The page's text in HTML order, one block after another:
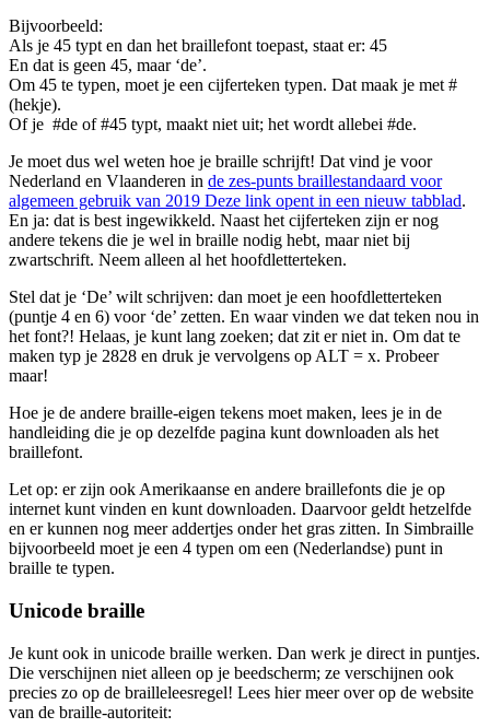
Bijvoorbeeld:
Als je 45 typt en dan het braillefont toepast, staat er: 45
En dat is geen 45, maar ‘de’.
Om 45 te typen, moet je een cijferteken typen. Dat maak je met #
(hekje).
Of je #de of #45 typt, maakt niet uit; het wordt allebei #de.
Je moet dus wel weten hoe je braille schrijft! Dat vind je voor
Nederland en Vlaanderen in de zes-punts braillestandaard voor
algemeen gebruik van 2019 Deze link opent in een nieuw tabblad.
En ja: dat is best ingewikkeld. Naast het cijferteken zijn er nog
andere tekens die je wel in braille nodig hebt, maar niet bij
zwartschrift. Neem alleen al het hoofdletterteken.
Stel dat je ‘De’ wilt schrijven: dan moet je een hoofdletterteken
(puntje 4 en 6) voor ‘de’ zetten. En waar vinden we dat teken nou in
het font?! Helaas, je kunt lang zoeken; dat zit er niet in. Om dat te
maken typ je 2828 en druk je vervolgens op ALT = x. Probeer
maar!
Hoe je de andere braille-eigen tekens moet maken, lees je in de
handleiding die je op dezelfde pagina kunt downloaden als het
braillefont.
Let op: er zijn ook Amerikaanse en andere braillefonts die je op
internet kunt vinden en kunt downloaden. Daarvoor geldt hetzelfde
en er kunnen nog meer addertjes onder het gras zitten. In Simbraille
bijvoorbeeld moet je een 4 typen om een (Nederlandse) punt in
braille te typen.
Unicode braille
Je kunt ook in unicode braille werken. Dan werk je direct in puntjes.
Die verschijnen niet alleen op je beedscherm; ze verschijnen ook
precies zo op de brailleleesregel! Lees hier meer over op de website
van de braille-autoriteit: